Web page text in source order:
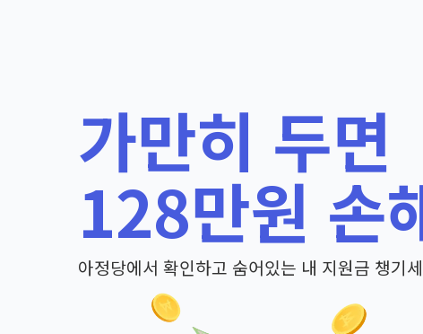
가만히 두면
128만원 손
아정당에서 확인하고 숨어있는 내 지원금 챙기